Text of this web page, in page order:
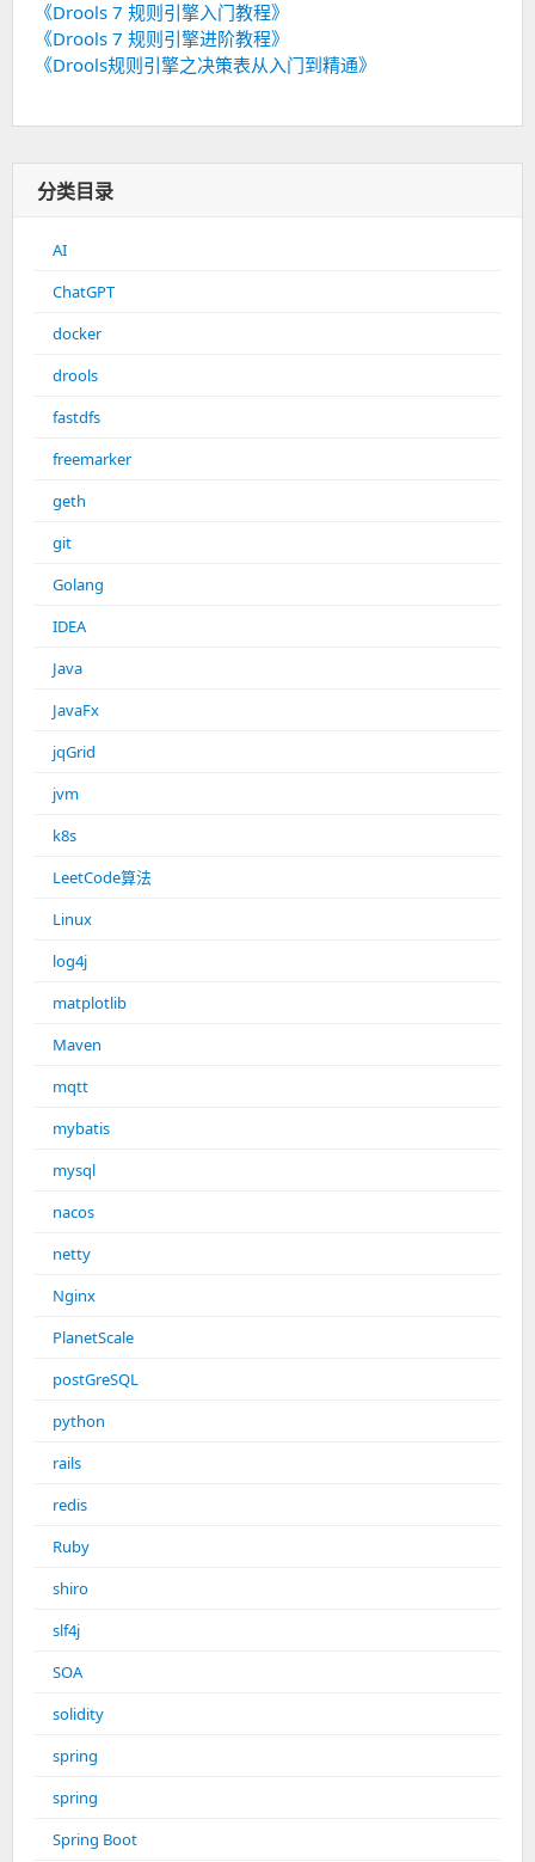
《Drools 7 规则引擎入门教程》
《Drools 7 规则引擎进阶教程》
《Drools规则引擎之决策表从入门到精通》
分类目录
AI
ChatGPT
docker
drools
fastdfs
freemarker
geth
git
Golang
IDEA
Java
JavaFx
jqGrid
jvm
k8s
LeetCode算法
Linux
log4j
matplotlib
Maven
mqtt
mybatis
mysql
nacos
netty
Nginx
PlanetScale
postGreSQL
python
rails
redis
Ruby
shiro
slf4j
SOA
solidity
spring
spring
Spring Boot